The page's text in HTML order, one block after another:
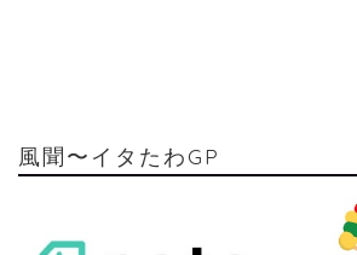
風聞〜イタたわGP